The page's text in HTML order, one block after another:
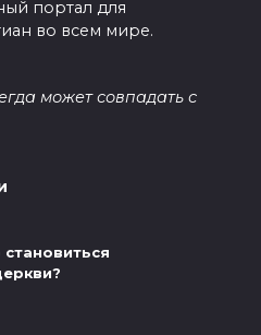
портал для
во всем мире.
может совпадать с